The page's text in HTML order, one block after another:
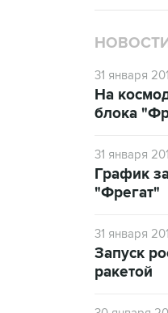
31 января
На
блока
31 января
График
"Фрегат"
31 января
Запуск
ракетой